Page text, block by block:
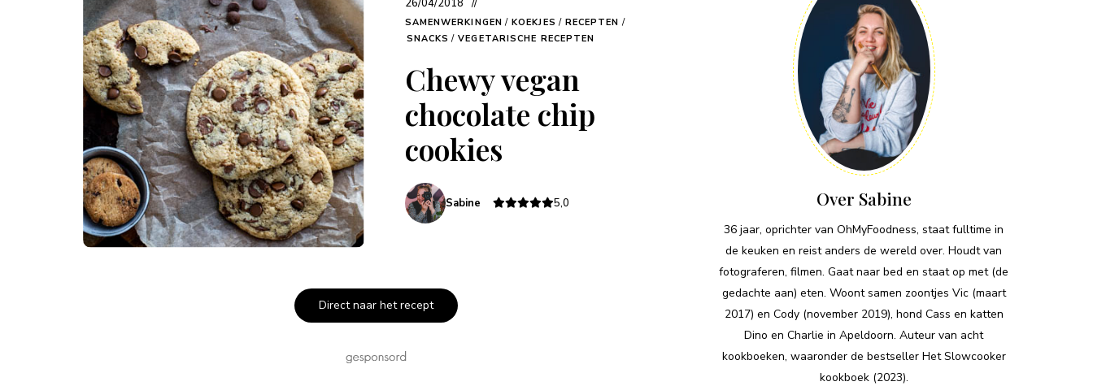
26/04/2018
SAMENWERKINGEN / KOEKJES / RECEPTEN /
SNACKS / VEGETARISCHE RECEPTEN
Chewy vegan
chocolate chip
cookies
Sabine 5,0
Direct naar het recept
Over Sabine
36 jaar, oprichter van OhMyFoodness, staat fulltime in
de keuken en reist anders de wereld over. Houdt van
fotograferen, filmen. Gaat naar bed en staat op met (de
gedachte aan) eten. Woont samen zoontjes Vic (maart
2017) en Cody (november 2019), hond Cass en katten
Dino en Charlie in Apeldoorn. Auteur van acht
kookboeken, waaronder de bestseller Het Slowcooker
kookboek (2023).